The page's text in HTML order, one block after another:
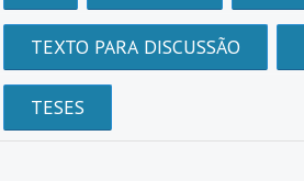
TEXTO PARA DISCUSSÃO
TESES